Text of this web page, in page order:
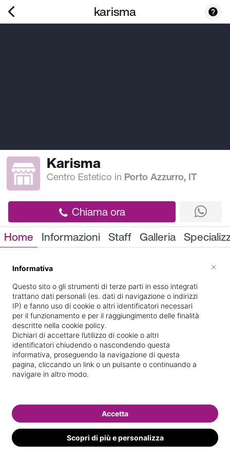
karisma
Karisma
Centro Estetico in Porto Azzurro, IT
Chiama ora
Home Informazioni Staff Galleria
Informazioni
via solferino 22 Indicazioni stradali
Informativa
Questo sito o gli strumenti di terze parti in esso integrati
trattano dati personali (es. dati di navigazione o indirizzi
IP) e fanno uso di cookie o altri identificatori necessari
per il funzionamento e per il raggiungimento delle finalità
descritte nella cookie policy.
Dichiari di accettare l’utilizzo di cookie o altri
identificatori chiudendo o nascondendo questa
informativa, proseguendo la navigazione di questa
pagina, cliccando un link o un pulsante o continuando a
navigare in altro modo.
Scopri di più e personalizza
Accetta
×